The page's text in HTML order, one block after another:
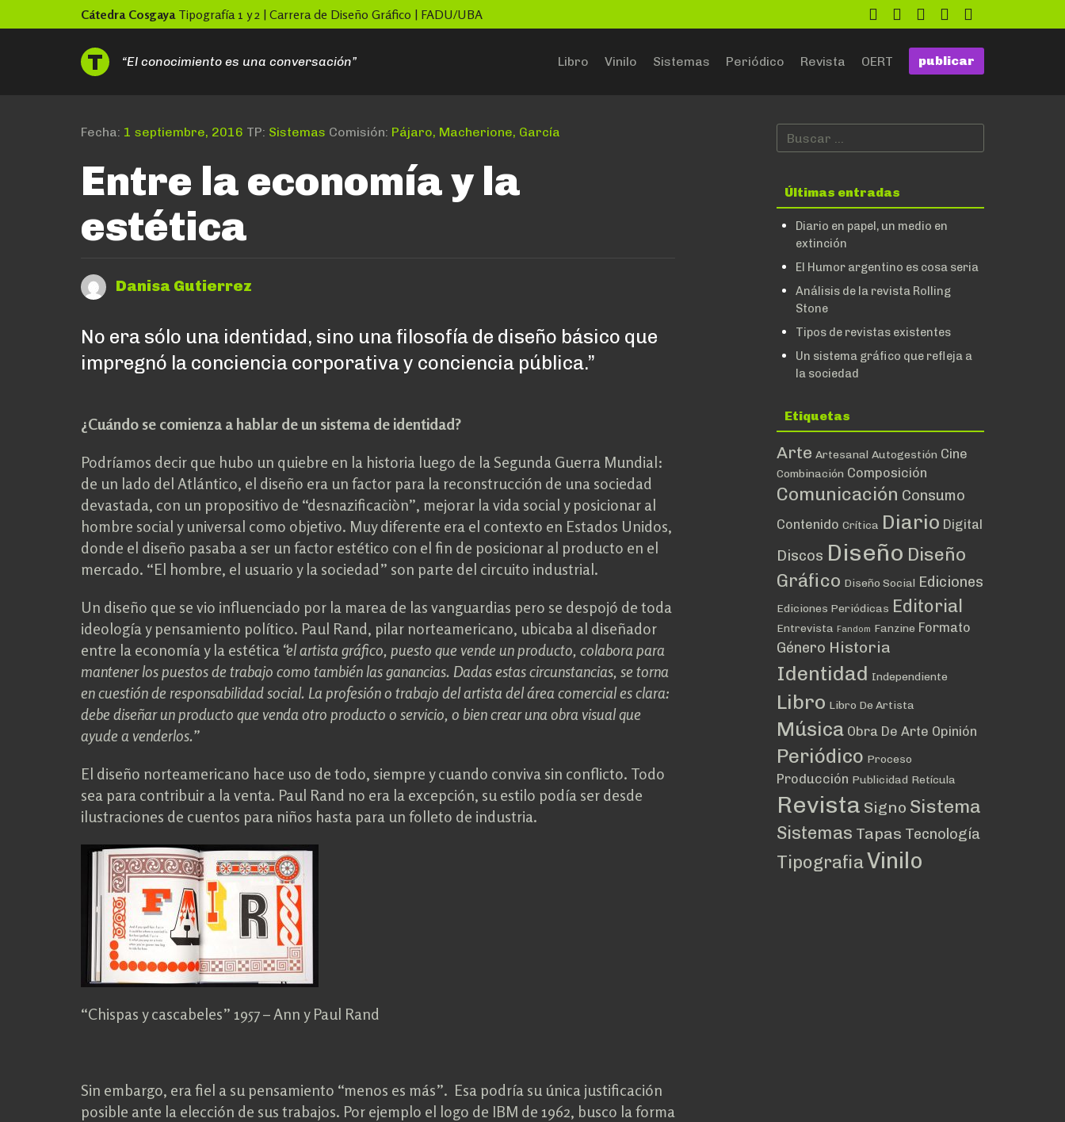
Skip
to
Cátedra CosgayaTipografía 1 y 2 | Carrera de Diseño Gráfico | FADU/UBA
twitterfacebook
flickr google
“El conocimiento es una conversación” publicar
Libro Vinilo Sistemas Periódico Revista OERT
Fecha: 1 septiembre, 2016 TP: Sistemas Comisión: Pájaro, Macherione, García
Entre la economía y la
estética
Danisa Gutierrez
No era sólo una identidad, sino una filosofía de diseño básico que
impregnó la conciencia corporativa y conciencia pública.”
¿Cuándo se comienza a hablar de un sistema de identidad?
Podríamos decir que hubo un quiebre en la historia luego de la Segunda Guerra Mundial:
de un lado del Atlántico, el diseño era un factor para la reconstrucción de una sociedad
devastada, con un propositivo de “desnazificaciòn”, mejorar la vida social y posicionar al
hombre social y universal como objetivo. Muy diferente era el contexto en Estados Unidos,
donde el diseño pasaba a ser un factor estético con el fin de posicionar al producto en el
mercado. “El hombre, el usuario y la sociedad” son parte del circuito industrial.
Un diseño que se vio influenciado por la marea de las vanguardias pero se despojó de toda
ideología y pensamiento político. Paul Rand, pilar norteamericano, ubicaba al diseñador
entre la economía y la estética “el artista gráfico, puesto que vende un producto, colabora para
mantener los puestos de trabajo como también las ganancias. Dadas estas circunstancias, se torna
en cuestión de responsabilidad social. La profesión o trabajo del artista del área comercial es clara:
debe diseñar un producto que venda otro producto o servicio, o bien crear una obra visual que
ayude a venderlos.”
El diseño norteamericano hace uso de todo, siempre y cuando conviva sin conflicto. Todo
sea para contribuir a la venta. Paul Rand no era la excepción, su estilo podía ser desde
ilustraciones de cuentos para niños hasta para un folleto de industria.
“Chispas y cascabeles” 1957 – Ann y Paul Rand
Sin embargo, era fiel a su pensamiento “menos es más”. Esa podría su única justificación
posible ante la elección de sus trabajos. Por ejemplo el logo de IBM de 1962, busco la forma
Últimas entradas
Diario en papel, un medio en
extinción
El Humor argentino es cosa seria
Análisis de la revista Rolling
Stone
Tipos de revistas existentes
Un sistema gráfico que refleja a
la sociedad
Etiquetas
Arte Artesanal Autogestión Cine
Combinación Composición
Comunicación Consumo
Contenido Crítica Diario Digital
Discos Diseño Diseño
Gráfico Diseño Social Ediciones
Ediciones Periódicas Editorial
Entrevista Fandom Fanzine Formato
Género Historia
Identidad Independiente
Libro Libro De Artista
Música Obra De Arte Opinión
Periódico Proceso
Producción Publicidad Retícula
Revista Signo Sistema
Sistemas Tapas Tecnología
TipografiaVinilo